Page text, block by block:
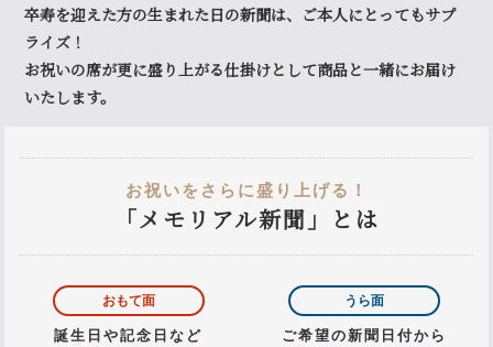
卒寿を迎えた方の生まれた日の新聞は、ご本人にとってもサプ
ライズ！
お祝いの席が更に盛り上がる仕掛けとして商品と一緒にお届け
いたします。
お祝いをさらに盛り上げる！
「メモリアル新聞」とは
おもて面
誕生日や記念日など
うら面
ご希望の新聞日付から